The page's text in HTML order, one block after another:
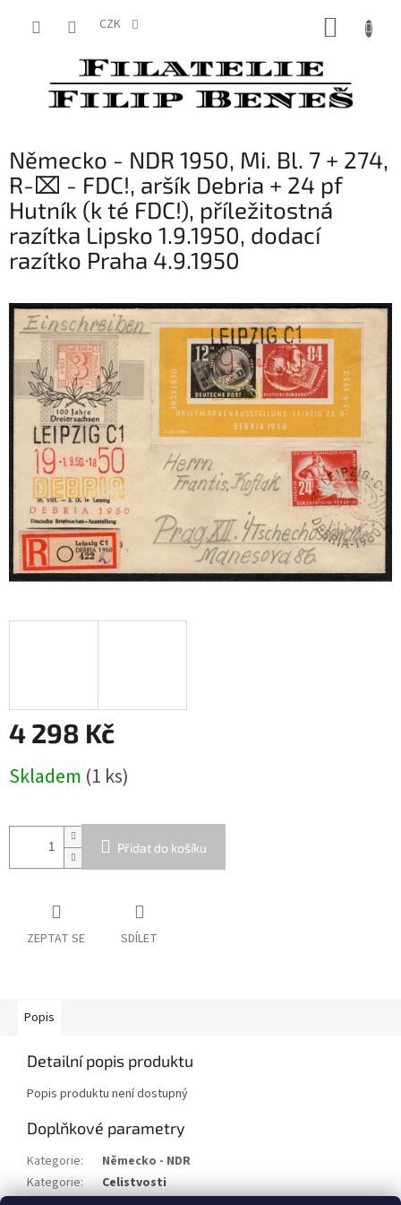
CZK
Německo - NDR 1950, Mi. Bl. 7 + 274,
R-⌧︎ - FDC!, aršík Debria + 24 pf
Hutník (k té FDC!), příležitostná
razítka Lipsko 1.9.1950, dodací
razítko Praha 4.9.1950
4 298 Kč
cena:
Skladem (1 ks)
Přidat do košíku
ZEPTAT SE SDÍLET
Popis
Detailní popis produktu
Popis produktu není dostupný
Doplňkové parametry
Kategorie:
Německo - NDR
Kategorie:
Celistvosti